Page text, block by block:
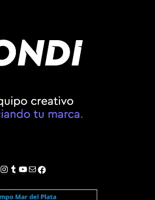
Instagram
Tumblr
YouTube
Correo electrónico
Facebook